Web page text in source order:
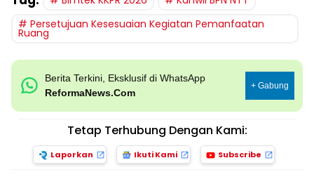
Persetujuan Kesesuaian Kegiatan Pemanfaatan
Ruang
Berita Terkini, Eksklusif di WhatsApp
ReformaNews.Com
+ Gabung
Tetap Terhubung Dengan Kami:
Laporkan Ikuti Kami Subscribe